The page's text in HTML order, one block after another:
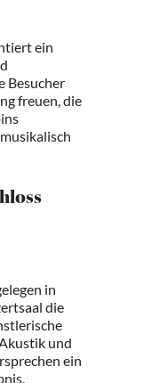
ein
Besucher
freuen, die
in
die
und
ein